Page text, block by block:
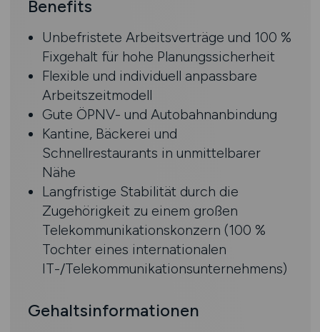
Benefits
Unbefristete Arbeitsverträge und 100 %
Fixgehalt für hohe Planungssicherheit
Flexible und individuell anpassbare
Arbeitszeitmodell
Gute ÖPNV- und Autobahnanbindung
Kantine, Bäckerei und
Schnellrestaurants in unmittelbarer
Nähe
Langfristige Stabilität durch die
Zugehörigkeit zu einem großen
Telekommunikationskonzern (100 %
Tochter eines internationalen
IT-/Telekommunikationsunternehmens)
Gehaltsinformationen